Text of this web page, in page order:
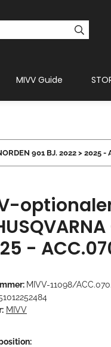
MIVV Guide
901 BJ. 2022 > 2025 -
-
MIVV-11098/
MIVV